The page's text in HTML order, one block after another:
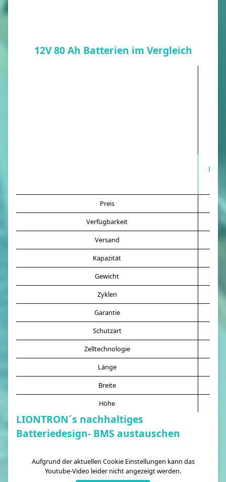
12V 80 Ah Batterien im Vergleich
Preis
Verfügbarkeit
Versand
Kapazität
Gewicht
Zyklen
Garantie
Schutzart
Zelltechnologie
Länge
Breite
Höhe
LIONTRON´s nachhaltiges
Batteriedesign- BMS austauschen
Aufgrund der aktuellen Cookie Einstellungen kann das
Youtube-Video leider nicht angezeigt werden.